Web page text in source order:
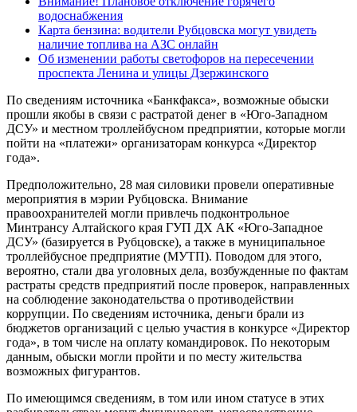
водоснабжения
Карта бензина: водители Рубцовска могут увидеть
наличие топлива на АЗС онлайн
Об изменении работы светофоров на пересечении
проспекта Ленина и улицы Дзержинского
По сведениям источника «Банкфакса», возможные обыски
прошли якобы в связи с растратой денег в «Юго-Западном
ДСУ» и местном троллейбусном предприятии, которые могли
пойти на «платежи» организаторам конкурса «Директор
года».
Предположительно, 28 мая силовики провели оперативные
мероприятия в мэрии Рубцовска. Внимание
правоохранителей могли привлечь подконтрольное
Минтрансу Алтайского края ГУП ДХ АК «Юго-Западное
ДСУ» (базируется в Рубцовске), а также в муниципальное
троллейбусное предприятие (МУТП). Поводом для этого,
вероятно, стали два уголовных дела, возбужденные по фактам
растраты средств предприятий после проверок, направленных
на соблюдение законодательства о противодействии
коррупции. По сведениям источника, деньги брали из
бюджетов организаций с целью участия в конкурсе «Директор
года», в том числе на оплату командировок. По некоторым
данным, обыски могли пройти и по месту жительства
возможных фигурантов.
По имеющимся сведениям, в том или ином статусе в этих